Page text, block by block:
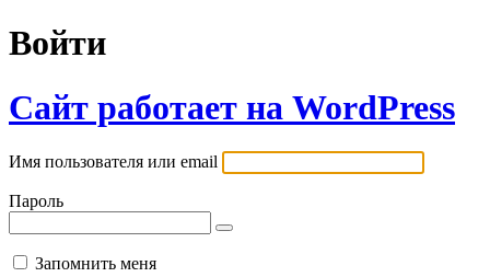
Войти
Сайт работает на WordPress
Имя пользователя или email
Пароль
Запомнить меня